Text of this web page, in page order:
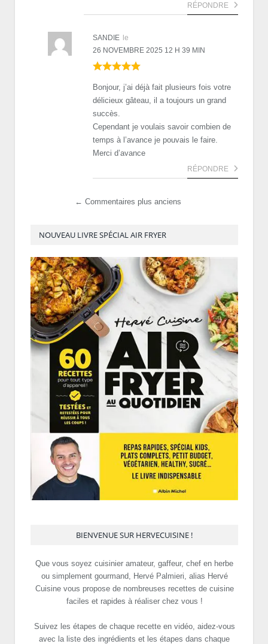
RÉPONDRE
SANDIE le
26 NOVEMBRE 2025 12 H 39 MIN
Bonjour, j’ai déjà fait plusieurs fois votre
délicieux gâteau, il a toujours un grand
succès.
Cependant je voulais savoir combien de
temps à l’avance je pouvais le faire.
Merci d’avance
RÉPONDRE
← Commentaires plus anciens
NOUVEAU LIVRE SPÉCIAL AIR FRYER
BIENVENUE SUR HERVECUISINE !
Que vous soyez cuisinier amateur, gaffeur, chef en herbe
ou simplement gourmand, Hervé Palmieri, alias Hervé
Cuisine vous propose de nombreuses recettes de cuisine
faciles et rapides à réaliser chez vous !
Suivez les étapes de chaque recette en vidéo, aidez-vous
avec la liste des ingrédients et les étapes dans chaque